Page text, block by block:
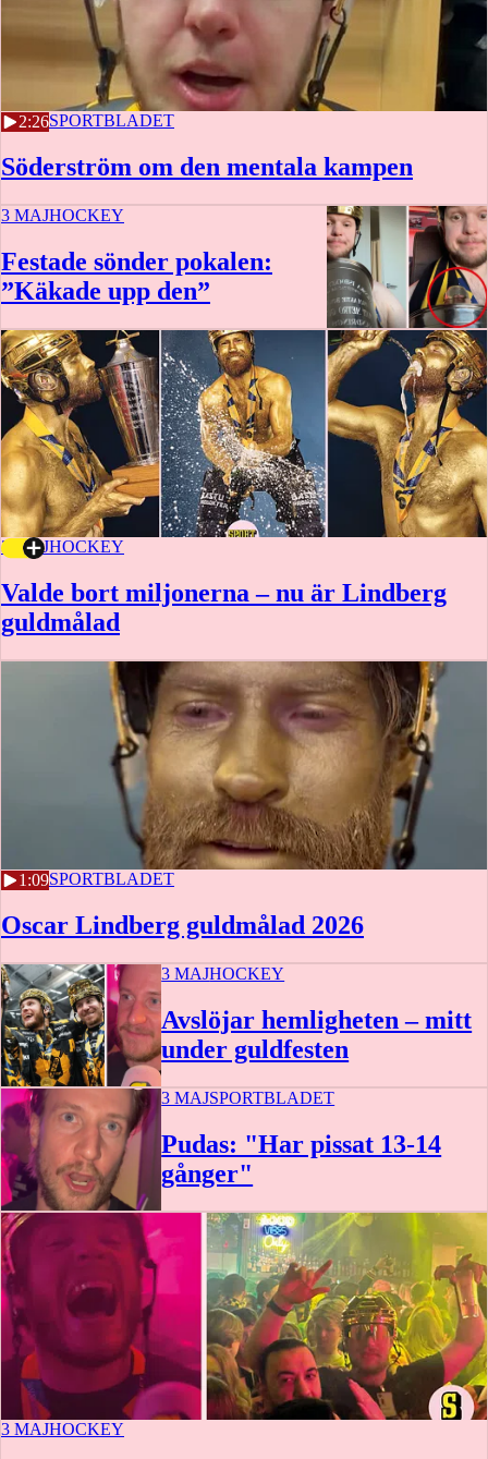
2:26
3 MAJSPORTBLADET
Söderström om den mentala kampen
3 MAJHOCKEY
Festade sönder pokalen:
”Käkade upp den”
3 MAJHOCKEY
Valde bort miljonerna – nu är Lindberg
guldmålad
1:09
3 MAJSPORTBLADET
Oscar Lindberg guldmålad 2026
3 MAJHOCKEY
Avslöjar hemligheten – mitt
under guldfesten
1:31
3 MAJSPORTBLADET
Pudas: "Har pissat 13-14
gånger"
3 MAJHOCKEY